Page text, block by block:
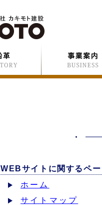
WEBサイトに関するペ
ホーム
サイトマップ